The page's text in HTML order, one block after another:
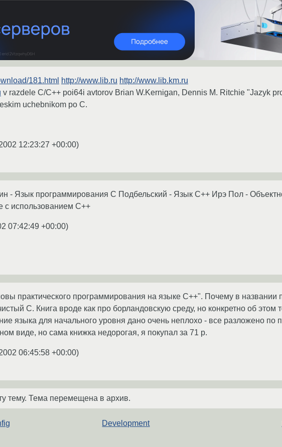
181.html http://www.lib.ru http://www.lib.km.ru
v razdele C/C++ poi64i avtorov Brian W.Kernigan, Dennis M. Ritchie "Jazyk
uchebnikom po C.
12:23:27 +00:00)
- Язык программирования С Подбельский - Язык С++ Ирэ Пол -
с использованием С++
07:42:49 +00:00)
практического программирования на языке С++". Почему в названии
С. Книга вроде как про борландовскую среду, но конкретно об этом
языка для начального уровня дано очень неплохо - все разложено по
виде, но сама книжка недорогая, я покупал за 71 р.
06:45:58 +00:00)
тему. Тема перемещена в архив.
Development